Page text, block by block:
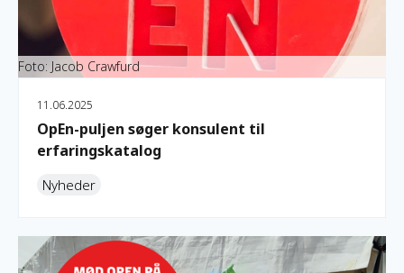
Foto: Jacob Crawfurd
11.06.2025
OpEn-puljen søger konsulent til
erfaringskatalog
Nyheder
OpEn bringer verden til Jelling Musikfestival